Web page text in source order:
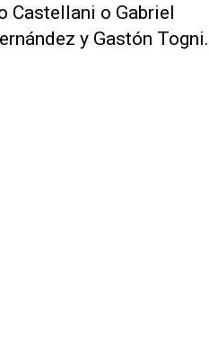
Castellani o Gabriel
y Gastón Togni.